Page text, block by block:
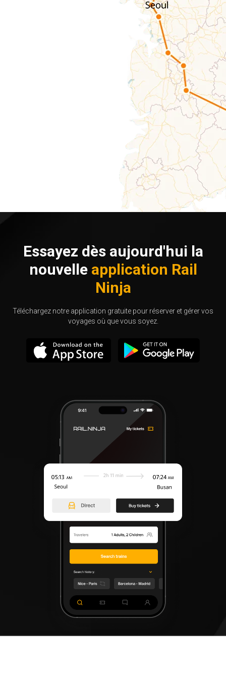
Essayez dès aujourd'hui la
nouvelle application Rail
Ninja
Téléchargez notre application gratuite pour réserver et gérer vos
voyages où que vous soyez.